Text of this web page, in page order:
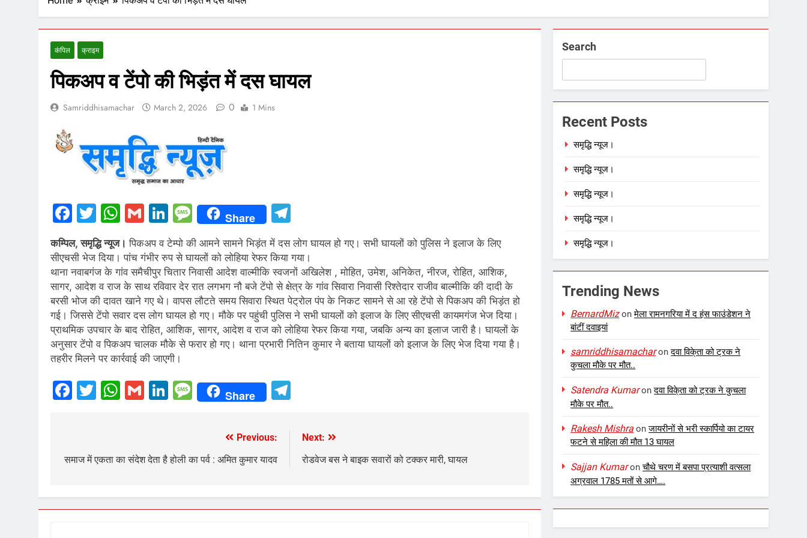
कंपिल क्राइम
पिकअप व टेंपो की भिड़ंत में दस घायल
Samriddhisamachar March 2, 2026 0 1 Mins
Facebook
Twitter
WhatsApp
GmailLinkedIn
Message
Share
कम्पिल, समृद्धि न्यूज। पिकअप व टेम्पो की आमने सामने भिड़ंत में दस लोग घायल हो गए। सभी घायलों को पुलिस ने इलाज के लिए
सीएचसी भेज दिया। पांच गंभीर रुप से घायलों को लोहिया रेफर किया गया।
थाना नवाबगंज के गांव समैचीपुर चितार निवासी आदेश वाल्मीकि स्वजनों अखिलेश , मोहित, उमेश, अनिकेत, नीरज, रोहित, आशिक,
सागर, आदेश व राज के साथ रविवार देर रात लगभग नौ बजे टेंपो से क्षेत्र के गांव सिवारा निवासी रिश्तेदार राजीव बाल्मीकि की दादी के
बरसी भोज की दावत खाने गए थे। वापस लौटते समय सिवारा स्थित पेट्रोल पंप के निकट सामने से आ रहे टेंपो से पिकअप की भिड़ंत हो
गई। जिससे टेंपो सवार दस लोग घायल हो गए। मौके पर पहुंची पुलिस ने सभी घायलों को इलाज के लिए सीएचसी कायमगंज भेज दिया।
प्राथमिक उपचार के बाद रोहित, आशिक, सागर, आदेश व राज को लोहिया रेफर किया गया, जबकि अन्य का इलाज जारी है। घायलों के
अनुसार टेंपो व पिकअप चालक मौके से फरार हो गए। थाना प्रभारी नितिन कुमार ने बताया घायलों को इलाज के लिए भेज दिया गया है।
तहरीर मिलने पर कार्रवाई की जाएगी।
Facebook
Twitter
WhatsApp
GmailLinkedIn
Message
Share
navigation
Previous:
समाज में एकता का संदेश देता है होली का पर्व : अमित कुमार यादव
Next:
रोडवेज बस ने बाइक सवारों को टक्कर मारी, घायल
Search
Recent Posts
समृद्धि न्यूज।
समृद्धि न्यूज।
समृद्धि न्यूज।
समृद्धि न्यूज।
समृद्धि न्यूज।
Trending News
BernardMizonमेला रामनगरिया में द हंस फाउंडेशन ने
बांटीं दवाइयां
samriddhisamacharonदवा विके्ता को ट्रक ने
कुचला मौके पर मौत..
Satendra Kumaronदवा विके्ता को ट्रक ने कुचला
मौके पर मौत..
Rakesh Mishra onजायरीनों से भरी स्कार्पियो का टायर
फटने से महिला की मौत 13 घायल
Sajjan Kumaronचौथे चरण में बसपा प्रत्याशी वत्सला
अग्रवाल 1785 मतों से आगे….